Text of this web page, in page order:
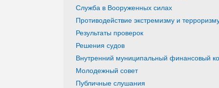
Служба в Вооруженных силах
Противодействие экстремизму и
Результаты проверок
Решения судов
Внутренний муниципальный финансовый
Молодежный совет
Публичные слушания